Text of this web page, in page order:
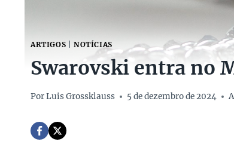
ARTIGOS NOTÍCIAS
Swarovski entra no
PorLuis Grossklauss 5 de dezembro de 2024